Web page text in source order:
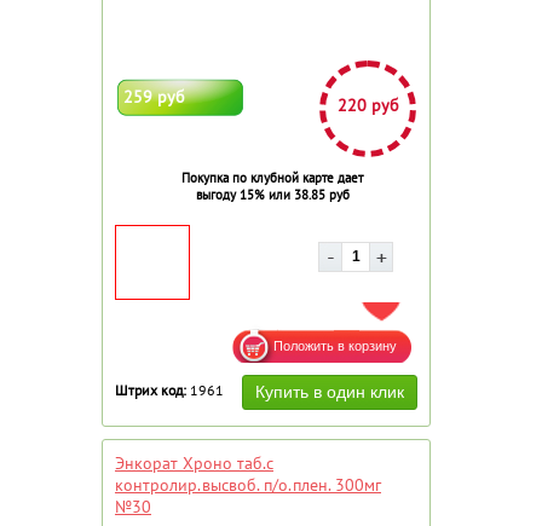
259 руб 220 руб
Покупка по клубной карте дает
выгоду 15% или 38.85 руб
ДОБАВИТЬ В ИЗБРАННОЕ
Штрих код: 1961
Энкорат Хроно таб.с
контролир.высвоб. п/о.плен. 300мг
№30